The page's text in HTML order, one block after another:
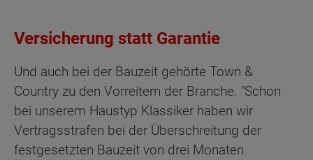
Versicherung statt Garantie
Und auch bei der Bauzeit gehörte Town &
Country zu den Vorreitern der Branche. "Schon
bei unserem Haustyp Klassiker haben wir
Vertragsstrafen bei der Überschreitung der
festgesetzten Bauzeit von drei Monaten